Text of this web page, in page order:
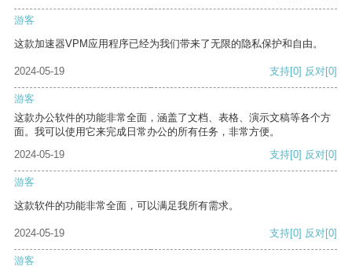
游客
这款加速器VPM应用程序已经为我们带来了无限的隐私保护和自由。
2024-05-19 支持[0] 反对[0]
游客
这款办公软件的功能非常全面，涵盖了文档、表格、演示文稿等各个方
面。我可以使用它来完成日常办公的所有任务，非常方便。
2024-05-19
支持[0] 反对[0]
游客
这款软件的功能非常全面，可以满足我所有需求。
2024-05-19 支持[0] 反对[0]
游客